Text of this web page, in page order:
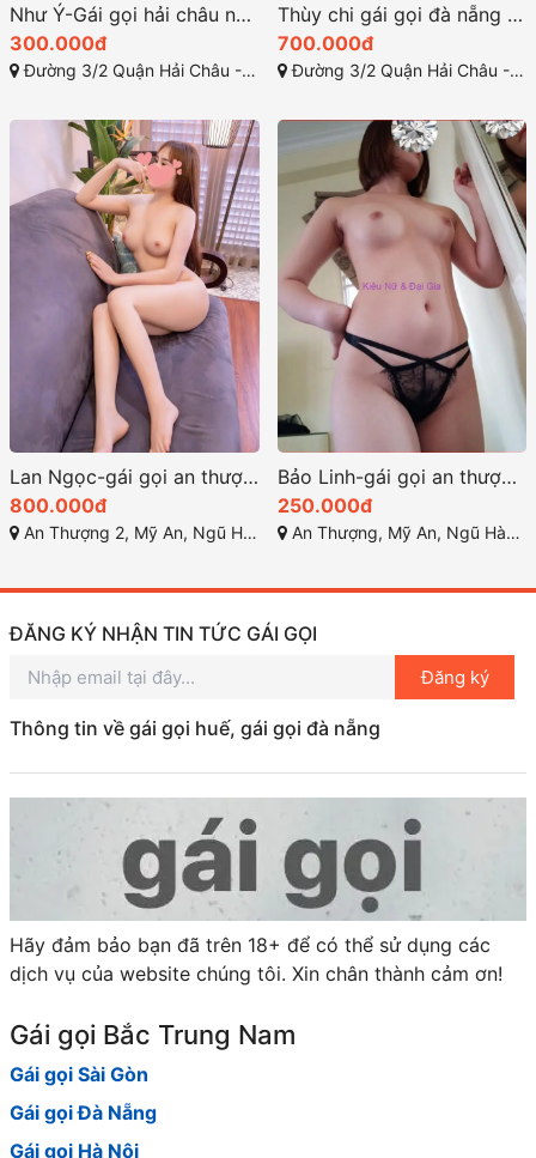
Như Ý-Gái gọi hải châu nét đáng yêu và tràn đầy sự quyến rũ
300.000đ
Đường 3/2 Quận Hải Châu - Đà Nẵng
Thùy chi gái gọi đà nẵng bú mút cực đỉnh
700.000đ
Đường 3/2 Quận Hải Châu - Đà Nẵng
Lan Ngọc-gái gọi an thượng ngũ hành sơn dâm thần kỹ thuật điêu luyện
800.000đ
An Thượng 2, Mỹ An, Ngũ Hành Sơn, Đà Nẵng
Bảo Linh-gái gọi an thượng đà nẵng rất xinh xắn dễ thương
250.000đ
An Thượng, Mỹ An, Ngũ Hành Sơn, Đà Nẵng
ĐĂNG KÝ NHẬN TIN TỨC GÁI GỌI
Đăng ký
Thông tin về gái gọi huế, gái gọi đà nẵng
Hãy đảm bảo bạn đã trên 18+ để có thể sử dụng các
dịch vụ của website chúng tôi. Xin chân thành cảm ơn!
Gái gọi Bắc Trung Nam
Gái gọi Sài Gòn
Gái gọi Đà Nẵng
Gái gọi Hà Nội